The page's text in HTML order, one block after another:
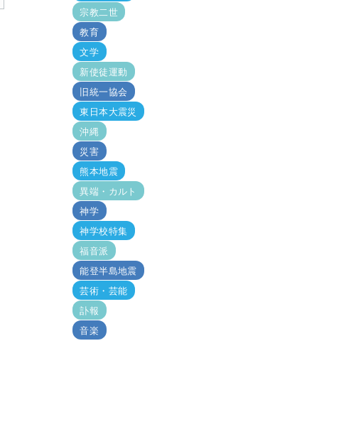
宗教二世
教育
文学
新使徒運動
旧統一協会
東日本大震災
沖縄
災害
熊本地震
異端・カルト
神学
神学校特集
福音派
能登半島地震
芸術・芸能
訃報
音楽